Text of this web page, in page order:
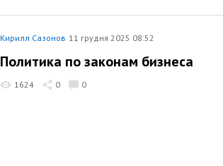
Кирилл Сазонов 11 грудня 2025 08:52
Политика по законам бизнеса
1624 0 0